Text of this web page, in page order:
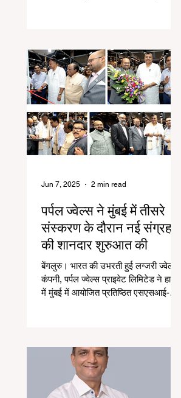
पर्पल ज्वेल्स ने मुंबई में तीसरे
संस्करण के दौरान नई संग्रह
की शानदार शुरुआत की
बेंगलुरु। भारत की उभरती हुई लग्जरी ज्वेलरी
कंपनी, पर्पल ज्वेल्स प्राइवेट लिमिटेड ने हाल ही
में मुंबई में आयोजित प्रतिष्ठित एसएसआई-
Jun 7, 2025 2 min read